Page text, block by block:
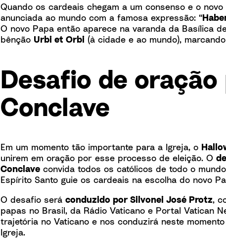
Quando os cardeais chegam a um consenso e o
anunciada ao mundo com a famosa expressão: “
O novo Papa então aparece na varanda da Basílica
bênção Urbi et Orbi (à cidade e ao mundo),
Desafio de oração
Conclave
Em um momento tão importante para a Igreja, o
unirem em oração por esse processo de eleição. O
Conclave convida todos os católicos de todo o
Espírito Santo guie os cardeais na escolha do novo
O desafio será conduzido por Silvonei José Protz,
papas no Brasil, da Rádio Vaticano e Portal Vatican
trajetória no Vaticano e nos conduzirá neste
Igreja.